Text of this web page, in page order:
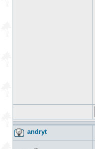
andryt